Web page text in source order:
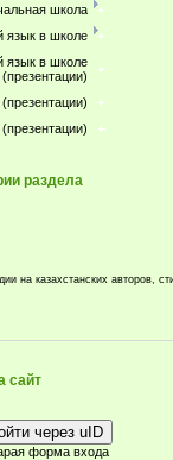
школа
язык в школе
язык в школе
(презентации)
раздела
на казахстанских авторов,
сайт
через uID
форма входа